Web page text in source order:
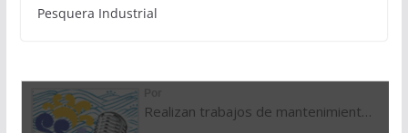
Pesquera Industrial